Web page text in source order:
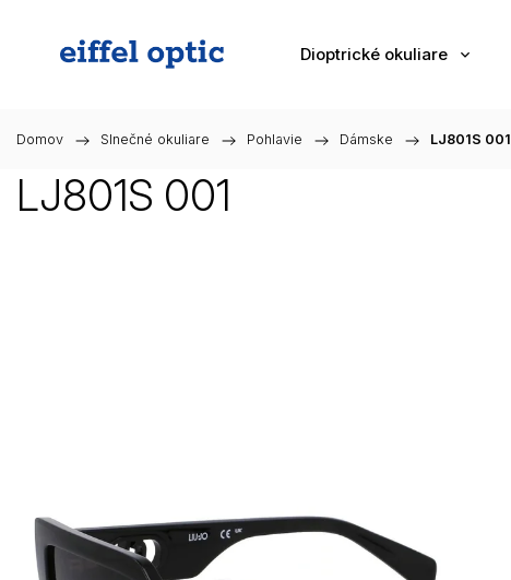
Dioptrické okuliare
Domov / Slnečné okuliare / Pohlavie / Dámske / LJ801S 001
LJ801S 001